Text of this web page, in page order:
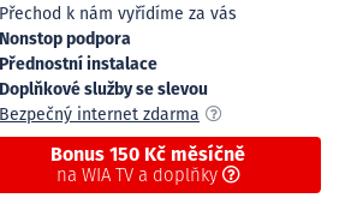
Přechod k nám vyřídíme za vás
Nonstop podpora
Přednostní instalace
Doplňkové služby se slevou
Bezpečný internet zdarma
Bonus 150 Kč měsíčně
na WIA TV a doplňky